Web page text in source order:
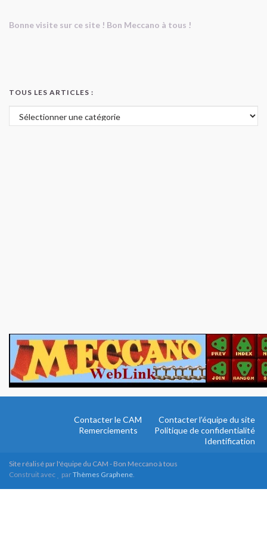
Bonne visite sur ce site ! Bon Meccano à tous !
TOUS LES ARTICLES :
Tous les articles :
Contacter le CAM
Contacter l’équipe du site
Remerciements
Politique de confidentialité
Identification
Site réalisé par l'équipe du CAM - Bon Meccano à tous
Construit avec
parThèmes Graphene